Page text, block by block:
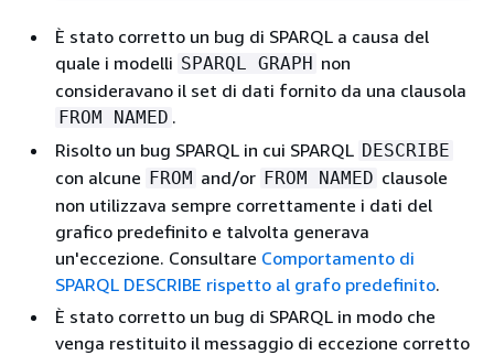
È stato corretto un bug di SPARQL a causa del
quale i modelli SPARQL GRAPH non
consideravano il set di dati fornito da una clausola
FROM NAMED .
Risolto un bug SPARQL in cui SPARQL DESCRIBE
con alcune FROM and/or FROM NAMED clausole
non utilizzava sempre correttamente i dati del
grafico predefinito e talvolta generava
un'eccezione. Consultare Comportamento di
SPARQL DESCRIBE rispetto al grafo predefinito.
È stato corretto un bug di SPARQL in modo che
venga restituito il messaggio di eccezione corretto